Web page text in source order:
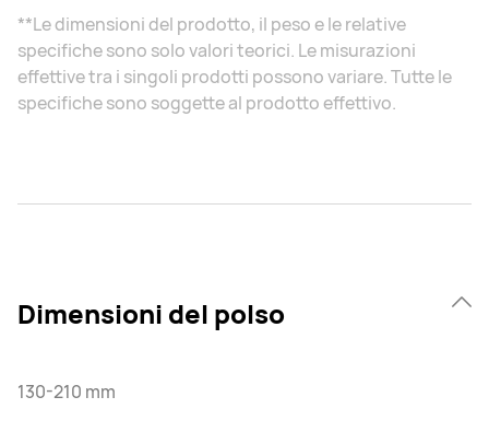
**Le dimensioni del prodotto, il peso e le relative
specifiche sono solo valori teorici. Le misurazioni
effettive tra i singoli prodotti possono variare. Tutte le
specifiche sono soggette al prodotto effettivo.
Dimensioni del polso
130-210 mm